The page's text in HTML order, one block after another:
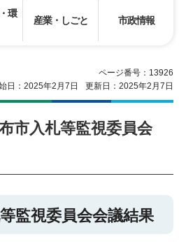
環
産業・しごと 市政情報
ページ番号：13926
日：2025年2月7日
更新日：2025年2月7日
市入札等監視委員会
監視委員会会議結果